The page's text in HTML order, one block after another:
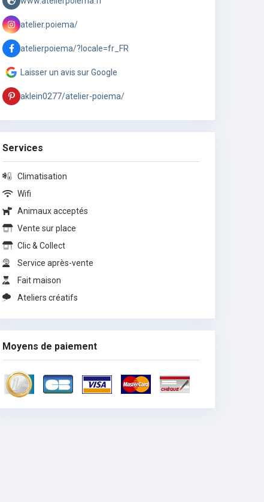
atelier.poiema/
atelierpoiema/?locale=fr_FR
Laisser un avis sur Google
aklein0277/atelier-poiema/
Services
Climatisation
Wifi
Animaux acceptés
Vente sur place
Clic & Collect
Service après-vente
Fait maison
Ateliers créatifs
Moyens de paiement